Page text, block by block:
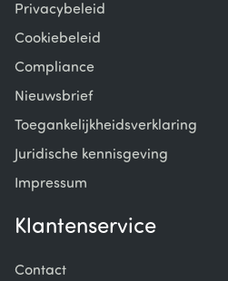
Privacybeleid
Cookiebeleid
Compliance
Nieuwsbrief
Toegankelijkheidsverklaring
Juridische kennisgeving
Impressum
Klantenservice
Contact